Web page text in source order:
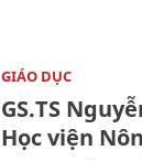
GIÁO DỤC
GS.TS
Học viện